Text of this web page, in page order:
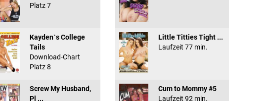
Platz 7
Kayden`s College
Tails
Download-Chart
Platz 8
Screw My Husband,
Pl ...
Little Titties Tight ...
Laufzeit 77 min.
Cum to Mommy #5
Laufzeit 92 min.